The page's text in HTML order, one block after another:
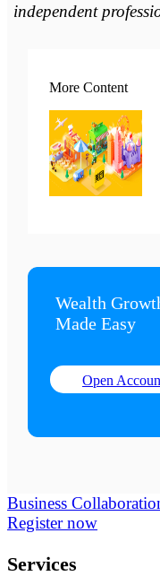
independent
More Content
Wealth
Made Easy
Open
Business
Register now
Services